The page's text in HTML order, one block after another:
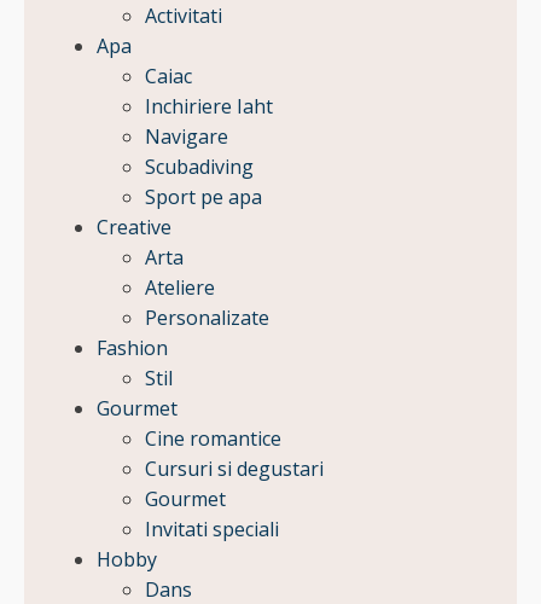
Activitati
Apa
Caiac
Inchiriere Iaht
Navigare
Scubadiving
Sport pe apa
Creative
Arta
Ateliere
Personalizate
Fashion
Stil
Gourmet
Cine romantice
Cursuri si degustari
Gourmet
Invitati speciali
Hobby
Dans